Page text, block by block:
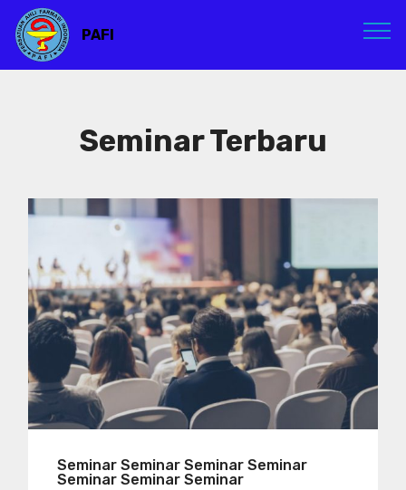
PAFI
Seminar Terbaru
Seminar Seminar Seminar Seminar
Seminar Seminar Seminar